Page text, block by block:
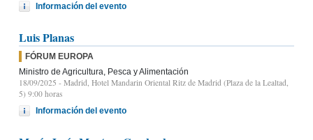
Información del evento
Luis Planas
FÓRUM EUROPA
Ministro de Agricultura, Pesca y Alimentación
18/09/2025 - Madrid, Hotel Mandarin Oriental Ritz de Madrid (Plaza de la Lealtad,
5) 9:00 horas
Información del evento